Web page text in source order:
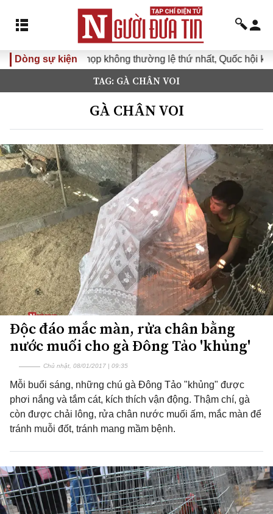
Dòng sự kiệnKỳ họp không thường lệ thứ nhất, Quốc hội
TAG: GÀ CHÂN VOI
GÀ CHÂN VOI
Độc đáo mắc màn, rửa chân bằng
nước muối cho gà Đông Tảo 'khủng'
Chủ nhật, 08/01/2017 | 09:35
Mỗi buổi sáng, những chú gà Đông Tảo "khủng" được
phơi nắng và tắm cát, kích thích vận động. Thậm chí, gà
còn được chải lông, rửa chân nước muối ấm, mắc màn để
tránh muỗi đốt, tránh mang mầm bệnh.